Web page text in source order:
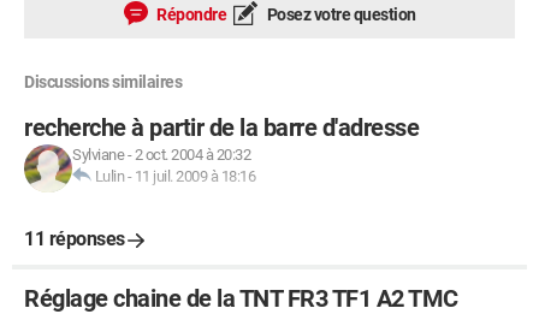
Répondre Posez votre question
Discussions similaires
recherche à partir de la barre d'adresse
Sylviane-2 oct. 2004 à 20:32
Lulin- 11 juil. 2009 à 18:16
11 réponses
Réglage chaine de la TNT FR3 TF1 A2 TMC